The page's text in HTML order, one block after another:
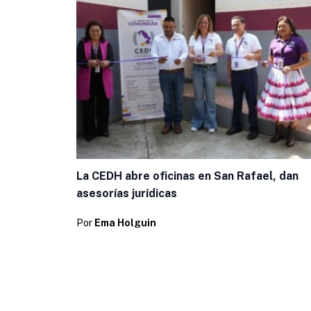
La CEDH abre oficinas en San Rafael, dan
asesorías jurídicas
Por Ema Holguin